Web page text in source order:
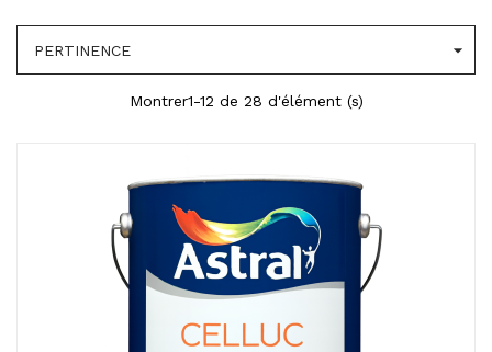
PERTINENCE 
Montrer1-12 de 28 d'élément (s)